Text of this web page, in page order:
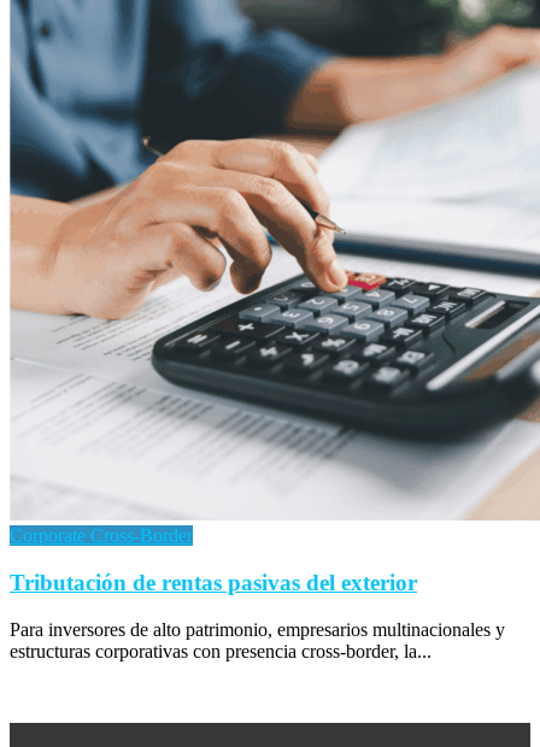
Corporate Cross-Border
Tributación de rentas pasivas del exterior
Para inversores de alto patrimonio, empresarios multinacionales y
estructuras corporativas con presencia cross-border, la...